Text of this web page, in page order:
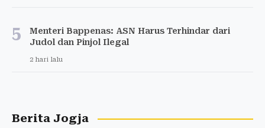
5
Menteri Bappenas: ASN Harus Terhindar dari
Judol dan Pinjol Ilegal
2 hari lalu
Berita Jogja